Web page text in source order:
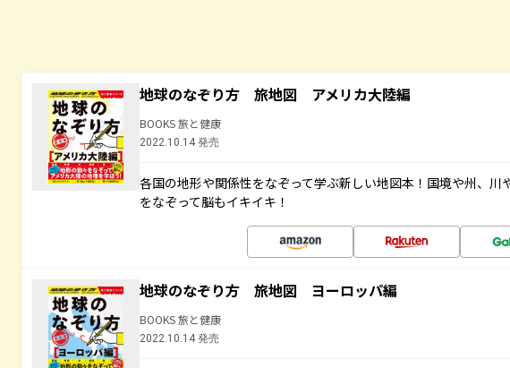
地球のなぞり方 旅地図 アメリカ大陸編
BOOKS 旅と健康
2022.10.14 発売
各国の地形や関係性をなぞって学ぶ新しい地図本！国境や州、川
をなぞって脳もイキイキ！
地球のなぞり方 旅地図 ヨーロッパ編
BOOKS 旅と健康
2022.10.14 発売